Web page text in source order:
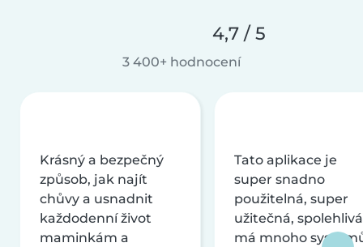
4,7 / 5
3 400+ hodnocení
Krásný a bezpečný
způsob, jak najít
chůvy a usnadnit
každodenní život
maminkám a
Tato aplikace je
super snadno
použitelná, super
užitečná,
má mnoho